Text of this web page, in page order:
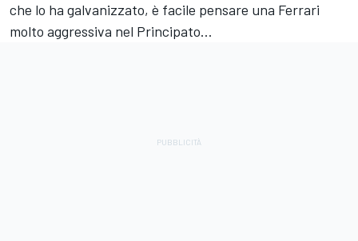
che lo ha galvanizzato, è facile pensare una Ferrari
molto aggressiva nel Principato...